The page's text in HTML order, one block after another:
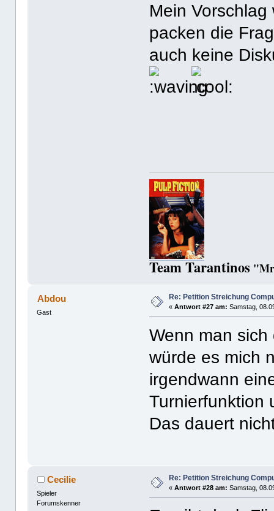
Mein
packen die
auch keine
Team Tarantinos
Abdou
Gast
Re: Petition Streichung
«Antwort #27 am: Samstag,
Wenn man
würde es mich
irgendwann
Turnierfunktion
Das dauert
Cecilie
Spieler
Forumskenner
Re: Petition Streichung
«Antwort #28 am: Samstag,